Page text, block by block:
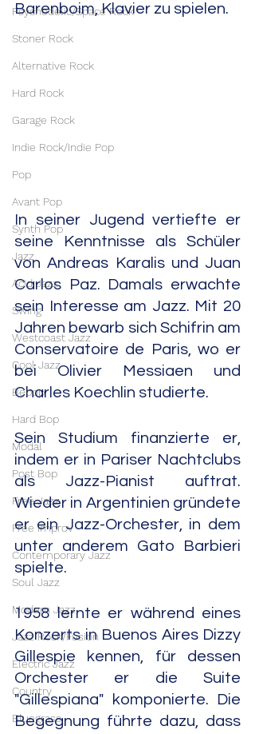
Psychedelic/Space Rock
Stoner Rock
Alternative Rock
Hard Rock
Garage Rock
Indie Rock/Indie Pop
Pop
Avant Pop
Synth Pop
Jazz
Acid Jazz
Swing
Westcoast Jazz
Cool Jazz
Bebop
Hard Bop
Modal
Post Bop
Free Jazz
Free Improv
Contemporary Jazz
Soul Jazz
Modern Jazz
Jazz Rock/Fusion
Electric Jazz
Country
Bluegrass
Barenboim, Klavier zu spielen.
In seiner Jugend vertiefte er
seine Kenntnisse als Schüler
von Andreas Karalis und Juan
Carlos Paz. Damals erwachte
sein Interesse am Jazz. Mit 20
Jahren bewarb sich Schifrin am
Conservatoire de Paris, wo er
bei Olivier Messiaen und
Charles Koechlin studierte.
Sein Studium finanzierte er,
indem er in Pariser Nachtclubs
als Jazz-Pianist auftrat.
Wieder in Argentinien gründete
er ein Jazz-Orchester, in dem
unter anderem Gato Barbieri
spielte.
1958 lernte er während eines
Konzerts in Buenos Aires Dizzy
Gillespie kennen, für dessen
Orchester er die Suite
"Gillespiana" komponierte. Die
Begegnung führte dazu, dass